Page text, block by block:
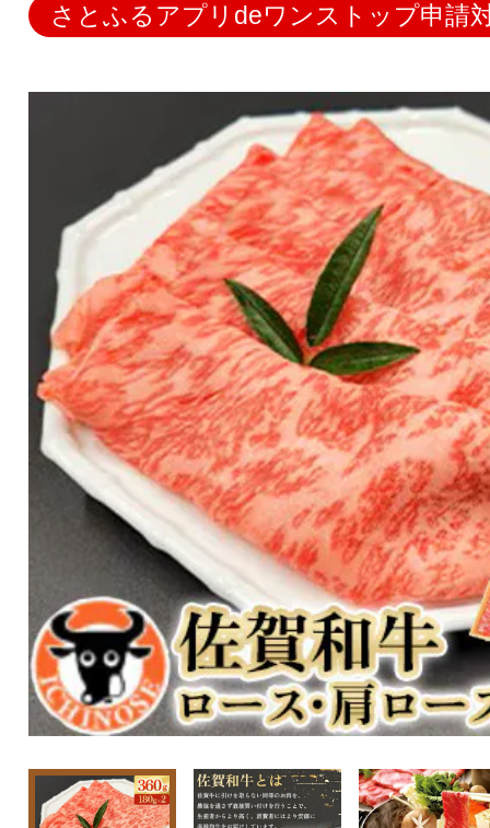
さとふるアプリdeワンストップ申請